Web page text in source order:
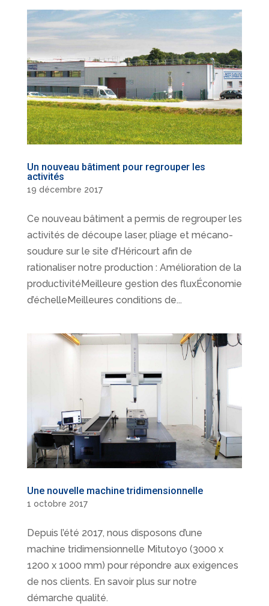
Un nouveau bâtiment pour regrouper les
activités
19 décembre 2017
Ce nouveau bâtiment a permis de regrouper les
activités de découpe laser, pliage et mécano-
soudure sur le site d’Héricourt afin de
rationaliser notre production : Amélioration de la
productivitéMeilleure gestion des fluxÉconomie
d’échelleMeilleures conditions de...
Une nouvelle machine tridimensionnelle
1 octobre 2017
Depuis l’été 2017, nous disposons d’une
machine tridimensionnelle Mitutoyo (3000 x
1200 x 1000 mm) pour répondre aux exigences
de nos clients. En savoir plus sur notre
démarche qualité.